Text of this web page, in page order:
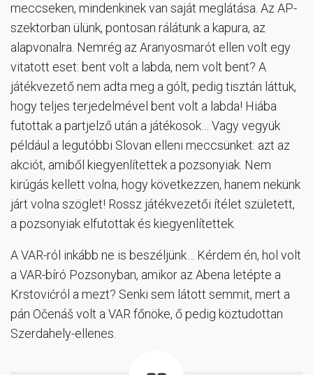
meccseken, mindenkinek van saját meglátása. Az AP-
szektorban ülünk, pontosan rálátunk a kapura, az
alapvonalra. Nemrég az Aranyosmarót ellen volt egy
vitatott eset: bent volt a labda, nem volt bent? A
játékvezető nem adta meg a gólt, pedig tisztán láttuk,
hogy teljes terjedelmével bent volt a labda! Hiába
futottak a partjelző után a játékosok… Vagy vegyük
például a legutóbbi Slovan elleni meccsünket: azt az
akciót, amiből kiegyenlítettek a pozsonyiak. Nem
kirúgás kellett volna, hogy következzen, hanem nekünk
járt volna szöglet! Rossz játékvezetői ítélet született,
a pozsonyiak elfutottak és kiegyenlítettek.
A VAR-ról inkább ne is beszéljünk… Kérdem én, hol volt
a VAR-bíró Pozsonyban, amikor az Abena letépte a
Krstovićról a mezt? Senki sem látott semmit, mert a
pán Očenáš volt a VAR főnöke, ő pedig köztudottan
Szerdahely-ellenes.